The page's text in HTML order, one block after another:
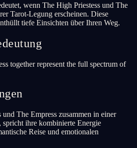
wenn The High Priestess und The
Tarot-Legung erscheinen. Diese
tiefe Einsichten über Ihren Weg.
together represent the full spectrum of
The Empress zusammen in einer
spricht ihre kombinierte Energie
Reise und emotionalen